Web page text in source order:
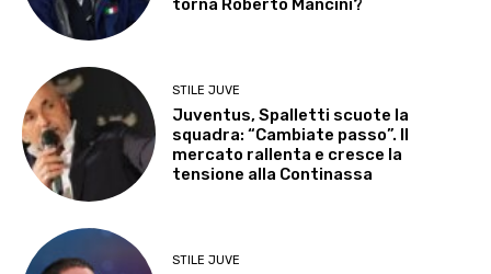
torna Roberto Mancini?
STILE JUVE
Juventus, Spalletti scuote la
squadra: “Cambiate passo”. Il
mercato rallenta e cresce la
tensione alla Continassa
STILE JUVE